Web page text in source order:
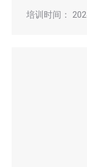
培训时间：